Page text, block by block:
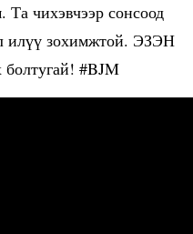
Та чихэвчээр сонсоод
илүү зохимжтой. ЭЗЭН
болтугай! #BJM